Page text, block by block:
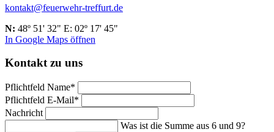
kontakt@feuerwehr-treffurt.de
N: 48º 51' 32" E: 02º 17' 45"
In Google Maps öffnen
Kontakt zu uns
Pflichtfeld Name*
Pflichtfeld E-Mail*
Nachricht
Was ist die Summe aus 6 und 9?